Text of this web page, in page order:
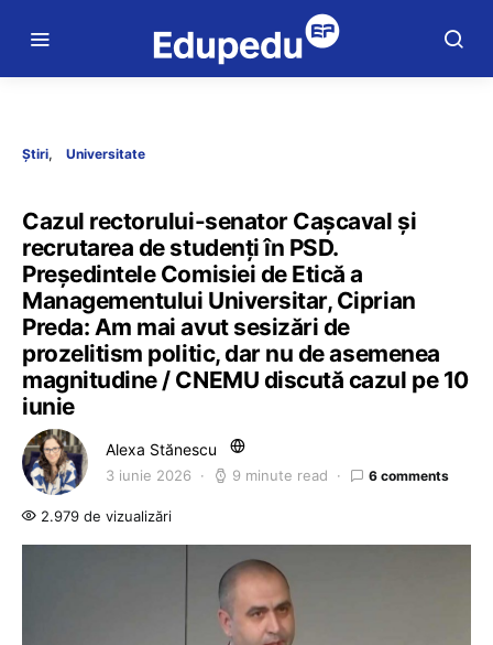
Știri Universitate
Cazul rectorului-senator Cașcaval și
recrutarea de studenți în PSD.
Președintele Comisiei de Etică a
Managementului Universitar, Ciprian
Preda: Am mai avut sesizări de
prozelitism politic, dar nu de asemenea
magnitudine / CNEMU discută cazul pe 10
iunie
Alexa Stănescu
3 iunie 2026 9 minute read 6 comments
2.979 de vizualizări